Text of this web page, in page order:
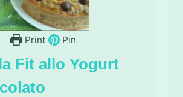
Print Pin
Fit allo Yogurt